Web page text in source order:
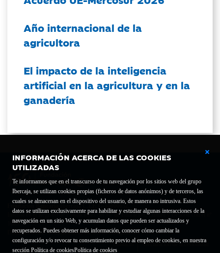
INFORMACIÓN ACERCA DE LAS COOKIES
UTILIZADAS
Te informamos que en el transcurso de tu navegación por los sitios web del grupo
Ibercaja, se utilizan cookies propias (ficheros de datos anónimos) y de terceros, las
cuales se almacenan en el dispositivo del usuario, de manera no intrusiva. Estos
datos se utilizan exclusivamente para habilitar y estudiar algunas interacciones de la
navegación en un sitio Web, y acumulan datos que pueden ser actualizados y
recuperados. Puedes obtener más información, conocer cómo cambiar la
configuración y/o revocar tu consentimiento previo al empleo de cookies, en nuestra
sección Política de cookiesPolítica de cookies
Año internacional de la
agricultora
El impacto de la inteligencia
artificial en la agricultura y en la
ganadería
Fundación Bancaria Ibercaja C.I.F. G-50000652.
Inscrita en el Registro de Fundaciones del Mº de Educación, Cultura y Deporte con el nº
1689.
Domicilio social: Joaquín Costa, 13. 50001 Zaragoza.
Contacto
Declaración de accesibilidad